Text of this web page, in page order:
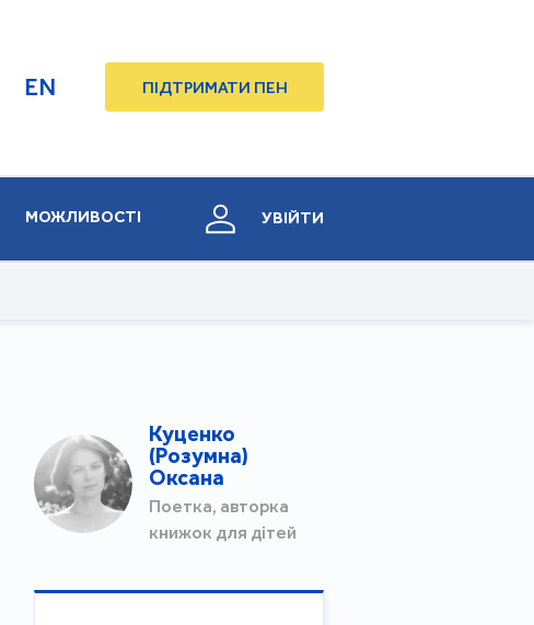
EN ПІДТРИМАТИ ПЕН
МОЖЛИВОСТІ УВІЙТИ
Куценко
(Poзумна)
Оксана
Поетка, авторка
книжок для дітей